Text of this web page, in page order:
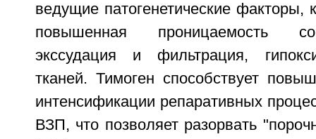
ведущие патогенетические факторы,
повышенная проницаемость
экссудация и фильтрация,
тканей. Тимоген способствует
интенсификации репаративных
ВЗП, что позволяет разорвать